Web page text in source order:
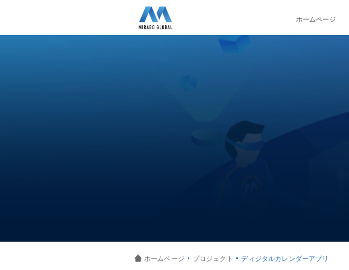
ホームページ
ホームページ プロジェクト ディジタルカレンダーアプリ